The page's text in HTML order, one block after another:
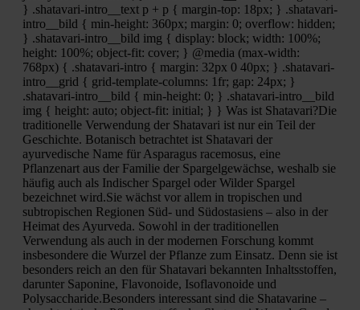
} .shatavari-intro__text p + p { margin-top: 18px; } .shatavari-
intro__bild { min-height: 360px; margin: 0; overflow: hidden;
} .shatavari-intro__bild img { display: block; width: 100%;
height: 100%; object-fit: cover; } @media (max-width:
768px) { .shatavari-intro { margin: 32px 0 40px; } .shatavari-
intro__grid { grid-template-columns: 1fr; gap: 24px; }
.shatavari-intro__bild { min-height: 0; } .shatavari-intro__bild
img { height: auto; object-fit: initial; } } Was ist Shatavari?Die
traditionelle Verwendung der Shatavari ist nur ein Teil der
Geschichte. Botanisch betrachtet ist Shatavari der
ayurvedische Name für Asparagus racemosus, eine
Pflanzenart aus der Familie der Spargelgewächse, weshalb sie
häufig auch als Indischer Spargel oder Wilder Spargel
bezeichnet wird.Sie wächst vor allem in tropischen und
subtropischen Regionen Süd- und Südostasiens – also in der
Heimat des Ayurveda. Sowohl in der traditionellen
Verwendung als auch in der modernen Forschung kommt
insbesondere die Wurzel der Pflanze zum Einsatz. Denn sie ist
besonders reich an den für Shatavari bekannten Inhaltsstoffen,
darunter Saponine, Flavonoide, Isoflavonoide und
Polysaccharide.Besonders interessant sind die Shatavarine –